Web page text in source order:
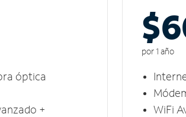
óptica
+
por 1 año
WiFi